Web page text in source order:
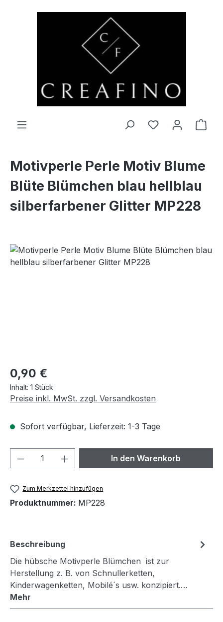
Zum Hauptinhalt springen
Du hast 0
Motivperle Perle Motiv Blume
Blüte Blümchen blau hellblau
silberfarbener Glitter MP228
Regulärer Preis:
0,90 €
Inhalt: 1 Stück
Preise inkl. MwSt. zzgl. Versandkosten
Sofort verfügbar, Lieferzeit: 1-3 Tage
Produkt Anzahl: Gib denIn den Warenkorb
Zum Merkzettel hinzufügen
Produktnummer: MP228
Beschreibung
Die hübsche Motivperle Blümchen ist zur
Herstellung z. B. von Schnullerketten,
Kinderwagenketten, Mobilé´s usw. konzipiert.…
Mehr